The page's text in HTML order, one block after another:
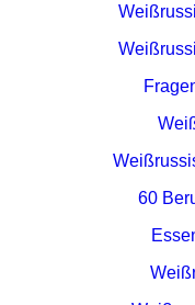
60